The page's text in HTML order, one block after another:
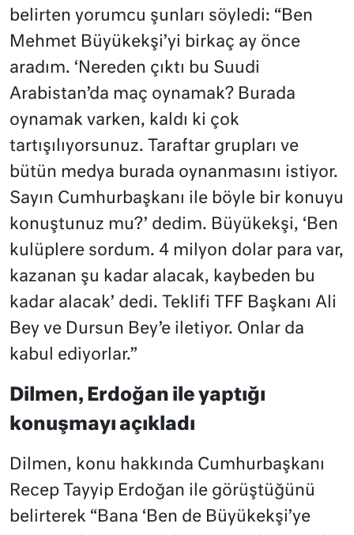
belirten yorumcu şunları söyledi: “Ben
Mehmet Büyükekşi’yi birkaç ay önce
aradım. ‘Nereden çıktı bu Suudi
Arabistan’da maç oynamak? Burada
oynamak varken, kaldı ki çok
tartışılıyorsunuz. Taraftar grupları ve
bütün medya burada oynanmasını istiyor.
Sayın Cumhurbaşkanı ile böyle bir konuyu
konuştunuz mu?’ dedim. Büyükekşi, ‘Ben
kulüplere sordum. 4 milyon dolar para var,
kazanan şu kadar alacak, kaybeden bu
kadar alacak’ dedi. Teklifi TFF Başkanı Ali
Bey ve Dursun Bey’e iletiyor. Onlar da
kabul ediyorlar.”
Dilmen, Erdoğan ile yaptığı
konuşmayı açıkladı
Dilmen, konu hakkında Cumhurbaşkanı
Recep Tayyip Erdoğan ile görüştüğünü
belirterek “Bana ‘Ben de Büyükekşi’ye